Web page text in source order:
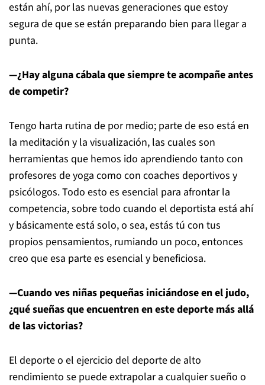
están ahí, por las nuevas generaciones que estoy
segura de que se están preparando bien para llegar a
punta.
—¿Hay alguna cábala que siempre te acompañe antes
de competir?
Tengo harta rutina de por medio; parte de eso está en
la meditación y la visualización, las cuales son
herramientas que hemos ido aprendiendo tanto con
profesores de yoga como con coaches deportivos y
psicólogos. Todo esto es esencial para afrontar la
competencia, sobre todo cuando el deportista está ahí
y básicamente está solo, o sea, estás tú con tus
propios pensamientos, rumiando un poco, entonces
creo que esa parte es esencial y beneficiosa.
—Cuando ves niñas pequeñas iniciándose en el judo,
¿qué sueñas que encuentren en este deporte más allá
de las victorias?
El deporte o el ejercicio del deporte de alto
rendimiento se puede extrapolar a cualquier sueño o